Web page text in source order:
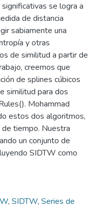
se logra a
de distancia
sabiamente una
y otras
de similitud a partir de
creemos que
de splines cúbicos
similitud para dos
Mohammad
estos dos algoritmos,
tiempo. Nuestra
un conjunto de
SIDTW como
, SIDTW, Series de